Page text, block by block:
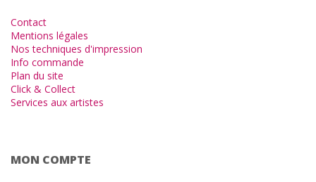
Contact
Mentions légales
Nos techniques d'impression
Info commande
Plan du site
Click & Collect
Services aux artistes
MON COMPTE